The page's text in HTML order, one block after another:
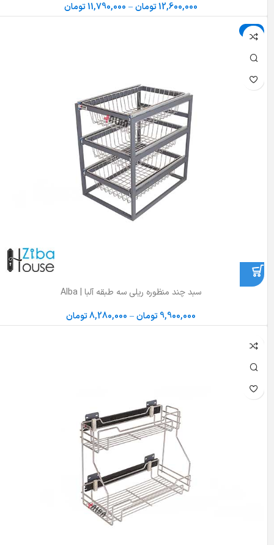
12,600,000تومان–
11,790,000تومان
حراج
سبد چند منظوره ریلی سه طبقه آلبا | Alba
9,900,000تومان–
8,280,000تومان